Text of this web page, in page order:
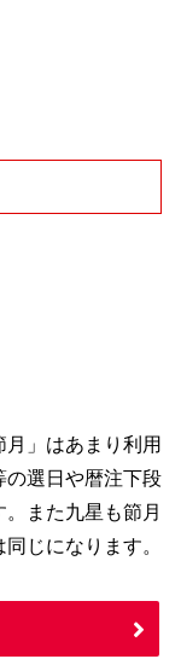
」はあまり利用
の選日や暦注下段
また九星も節月
じになります。